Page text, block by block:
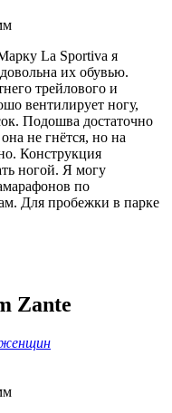
La Sportiva я
их обувью.
трейлового и
вентилирует ногу,
Подошва достаточно
не гнётся, но на
Конструкция
ногой. Я могу
по
Для пробежки в парке
Zante